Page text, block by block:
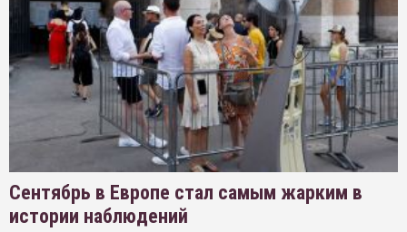
Сентябрь в Европе стал самым жарким в
истории наблюдений